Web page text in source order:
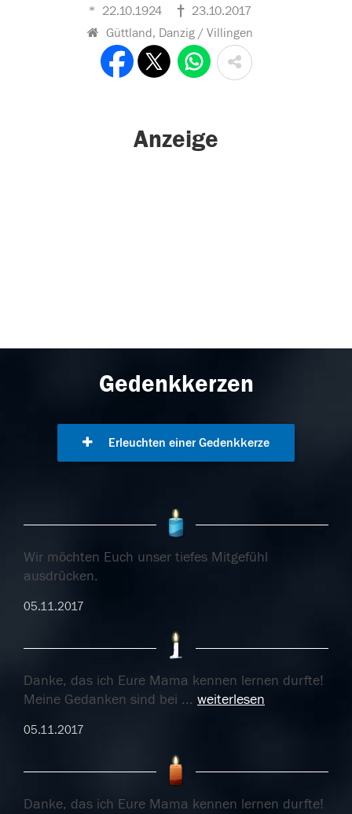
22.10.1924
23.10.2017
Güttland, Danzig / Villingen
Anzeige
Gedenkkerzen
Erleuchten einer Gedenkkerze
Wir möchten Euch unser tiefes Mitgefühl
ausdrücken.
05.11.2017
Danke, das ich Eure Mama kennen lernen durfte!
Meine Gedanken sind bei ... weiterlesen
05.11.2017
Danke, das ich Eure Mama kennen lernen durfte!